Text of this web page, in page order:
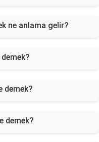
ne anlama gelir?
demek?
demek?